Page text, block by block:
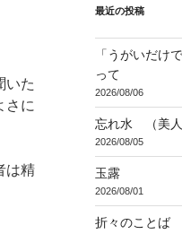
いた
さに
は精
最近の投稿
「うがいだけ
って
2026/08/06
忘れ水 （美人
2026/08/05
玉露
2026/08/01
折々のことば